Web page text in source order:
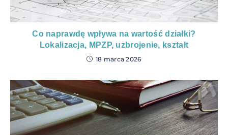
Co naprawdę wpływa na wartość działki?
Lokalizacja, MPZP, uzbrojenie, kształt
18 marca 2026